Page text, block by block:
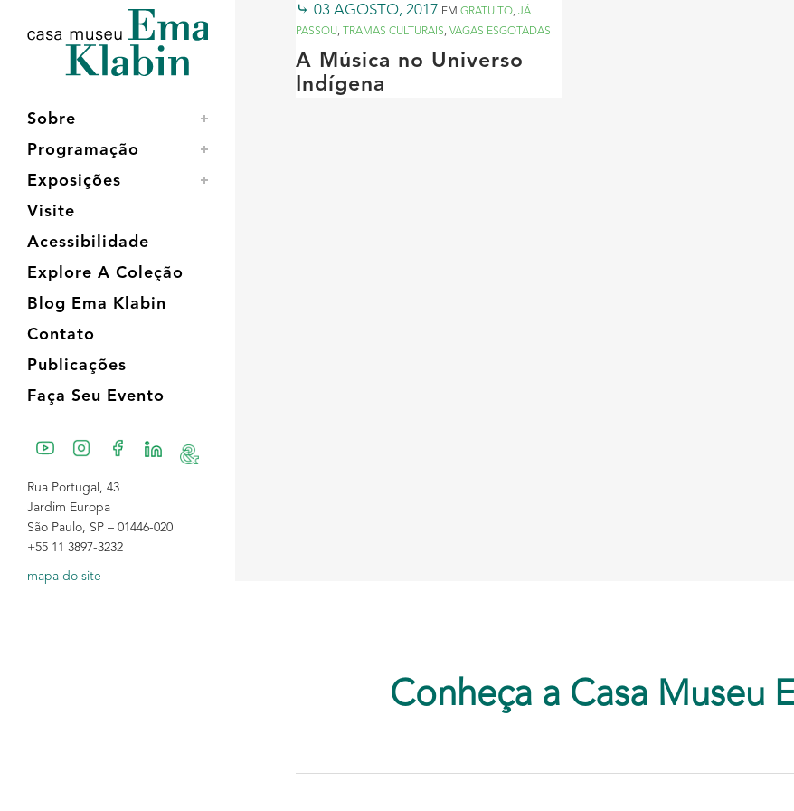
conteúdo
navegação
Sobre
Programação
Exposições
Visite
Acessibilidade
Explore A Coleção
Blog Ema Klabin
Contato
Publicações
Faça Seu Evento
Rua Portugal, 43
Jardim Europa
São Paulo, SP – 01446-020
+55 11 3897-3232
mapa do site
03 AGOSTO, 2017 EM GRATUITO, JÁ
PASSOU, TRAMAS CULTURAIS, VAGAS ESGOTADAS
A Música no Universo
Indígena
Conheça a Casa Museu